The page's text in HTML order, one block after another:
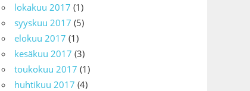
lokakuu 2017 (1)
syyskuu 2017 (5)
elokuu 2017 (1)
kesäkuu 2017 (3)
toukokuu 2017 (1)
huhtikuu 2017 (4)